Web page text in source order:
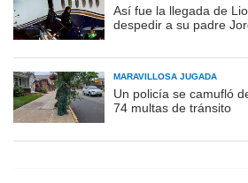
Así fue la llegada de
despedir a su padre
MARAVILLOSA JUGADA
Un policía se camufló
74 multas de tránsito